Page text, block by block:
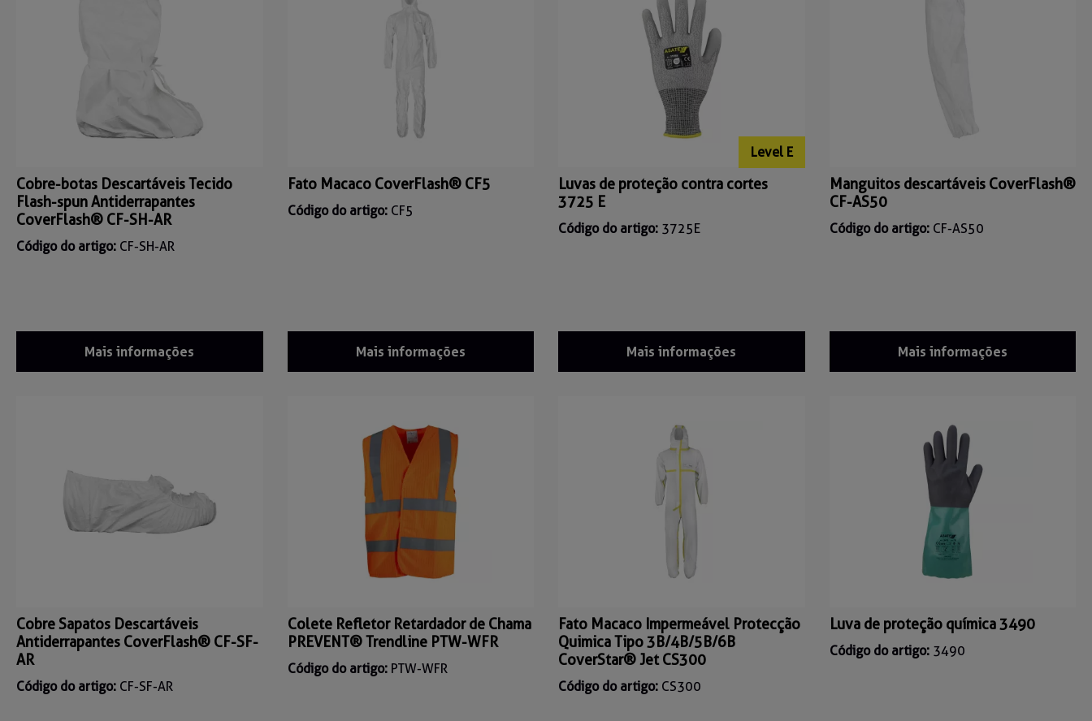
Cobre-botas Descartáveis Tecido
Flash-spun Antiderrapantes
CoverFlash® CF-SH-AR
Código do artigo: CF-SH-AR
Mais informações
Fato Macaco CoverFlash® CF5
Código do artigo: CF5
Mais informações
Level E
Luvas de proteção contra cortes
3725 E
Código do artigo: 3725E
Mais informações
Manguitos descartáveis CoverFlash®
CF-AS50
Código do artigo: CF-AS50
Mais informações
Cobre Sapatos Descartáveis
Antiderrapantes CoverFlash® CF-SF-
AR
Código do artigo: CF-SF-AR
Colete Refletor Retardador de Chama
PREVENT® Trendline PTW-WFR
Código do artigo: PTW-WFR
Fato Macaco Impermeável Protecção
Quimica Tipo 3B/4B/5B/6B
CoverStar® Jet CS300
Código do artigo: CS300
Luva de proteção química 3490
Código do artigo: 3490